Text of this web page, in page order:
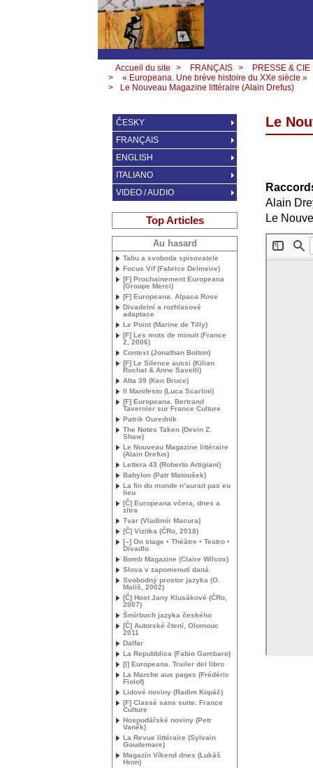
Accueil du site > FRANÇAIS >
PRESSE & CIE
>
« Europeana. Une brève histoire du XXe siècle »
>
Le Nouveau Magazine littéraire (Alain Drefus)
Le
Alain
Le
ČESKY
FRANÇAIS
ENGLISH
ITALIANO
VIDEO / AUDIO
Top Articles
Au hasard
Tabu a svoboda spisovatele
Focus Vif (Fabrice Delmeire)
[F] Prochainement Europeana
(Groupe Merci)
[F] Europeana. Alpaca Rose
Divadelní a rozhlasové
adaptace
Le Point (Marine de Tilly)
[F] Les mots de minuit (France
2, 2006)
Context (Jonathan Bolton)
[F] Le Silence aussi (Kilian
Rochat & Anne Savelli)
Alta 39 (Ken Bruce)
Il Manifesto (Luca Scarlini)
[F] Europeana. Bertrand
Tavernier sur France Culture
Patrik Ourednik
The Notes Taken (Devin Z.
Shaw)
Le Nouveau Magazine littéraire
(Alain Drefus)
Lettera 43 (Roberto Artigiani)
Babylon (Patr Matoušek)
La fin du monde n’aurait pas eu
lieu
[Č] Europeana včera, dnes a
zítra
Tvar (Vladimír Macura)
[Č] Vizitka (ČRo, 2018)
[–] On stage • Théâtre • Teatro •
Divadlo
Bomb Magazine (Claire Wilcox)
Slova v zapomenutí daná
Svobodný prostor jazyka (O.
Mališ, 2002)
[Č] Host Jany Klusákové (ČRo,
2007)
Šmírbuch jazyka českého
[Č] Autorské čtení, Olomouc
2011
Dalfar
La Repubblica (Fabio Gambaro)
[I] Europeana. Trailer del libro
La Marche aux pages (Frédéric
Fiolof)
Lidové noviny (Radim Kopáč)
[F] Classé sans suite. France
Culture
Hospodářské noviny (Petr
Vaněk)
La Revue littéraire (Sylvain
Goudemare)
Magazín Víkend dnes (Lukáš
Hron)